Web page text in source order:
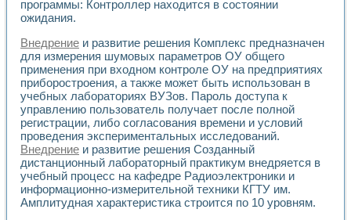
программы: Контроллер находится в состоянии
ожидания.
Внедрение и развитие решения Комплекс предназначен
для измерения шумовых параметров ОУ общего
применения при входном контроле ОУ на предприятиях
приборостроения, а также может быть использован в
учебных лабораториях ВУЗов. Пароль доступа к
управлению пользователь получает после полной
регистрации, либо согласования времени и условий
проведения экспериментальных исследований.
Внедрение и развитие решения Созданный
дистанционный лабораторный практикум внедряется в
учебный процесс на кафедре Радиоэлектроники и
информационно-измерительной техники КГТУ им.
Амплитудная характеристика строится по 10 уровням.